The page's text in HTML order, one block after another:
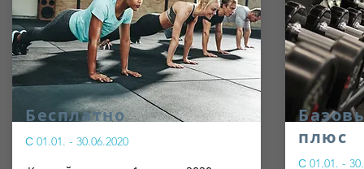
Бесплатно
С 01.01. - 30.06.2020
плюс
С 01.01. -